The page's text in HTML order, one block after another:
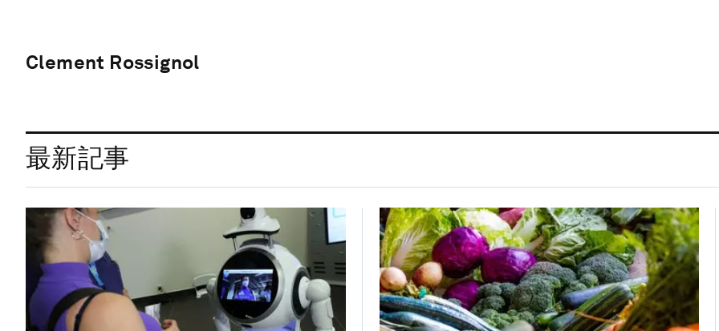
Clement Rossignol
最新記事